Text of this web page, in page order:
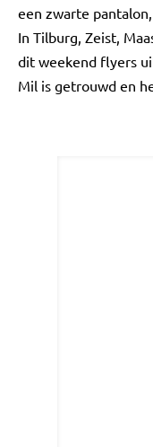
een zwarte
In Tilburg, Zeist,
dit weekend flyers
Mil is getrouwd en